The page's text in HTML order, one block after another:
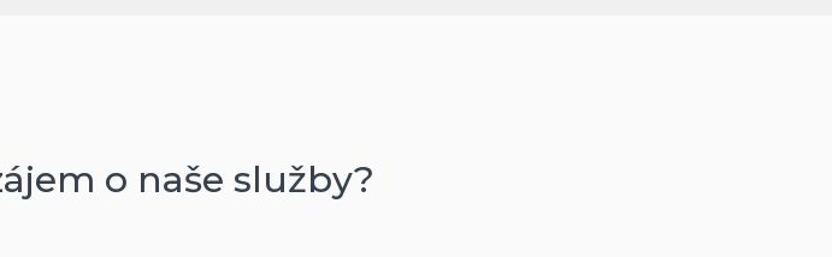
o naše služby?